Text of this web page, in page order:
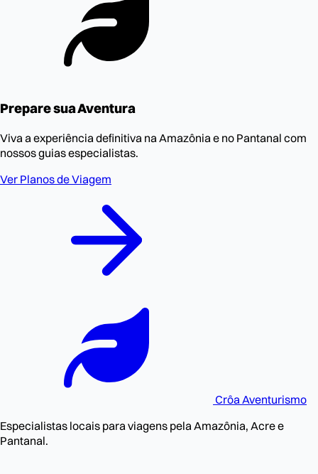
Prepare sua Aventura
Viva a experiência definitiva na Amazônia e no Pantanal com
nossos guias especialistas.
Ver Planos de Viagem
Crôa Aventurismo
Especialistas locais para viagens pela Amazônia, Acre e
Pantanal.